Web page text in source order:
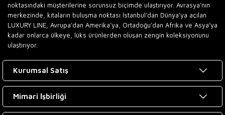
noktasındaki müşterilerine sorunsuz biçimde ulaştırıyor. Avrasya’nın
merkezinde, kıtaların buluşma noktası İstanbul’dan Dünya’ya açılan
LUXURY LINE, Avrupa’dan Amerika’ya, Ortadoğu’dan Afrika ve Asya’ya
kadar onlarca ülkeye, lüks ürünlerden oluşan zengin koleksiyonunu
ulaştırıyor.
Kurumsal Satış
Mimari İşbirliği